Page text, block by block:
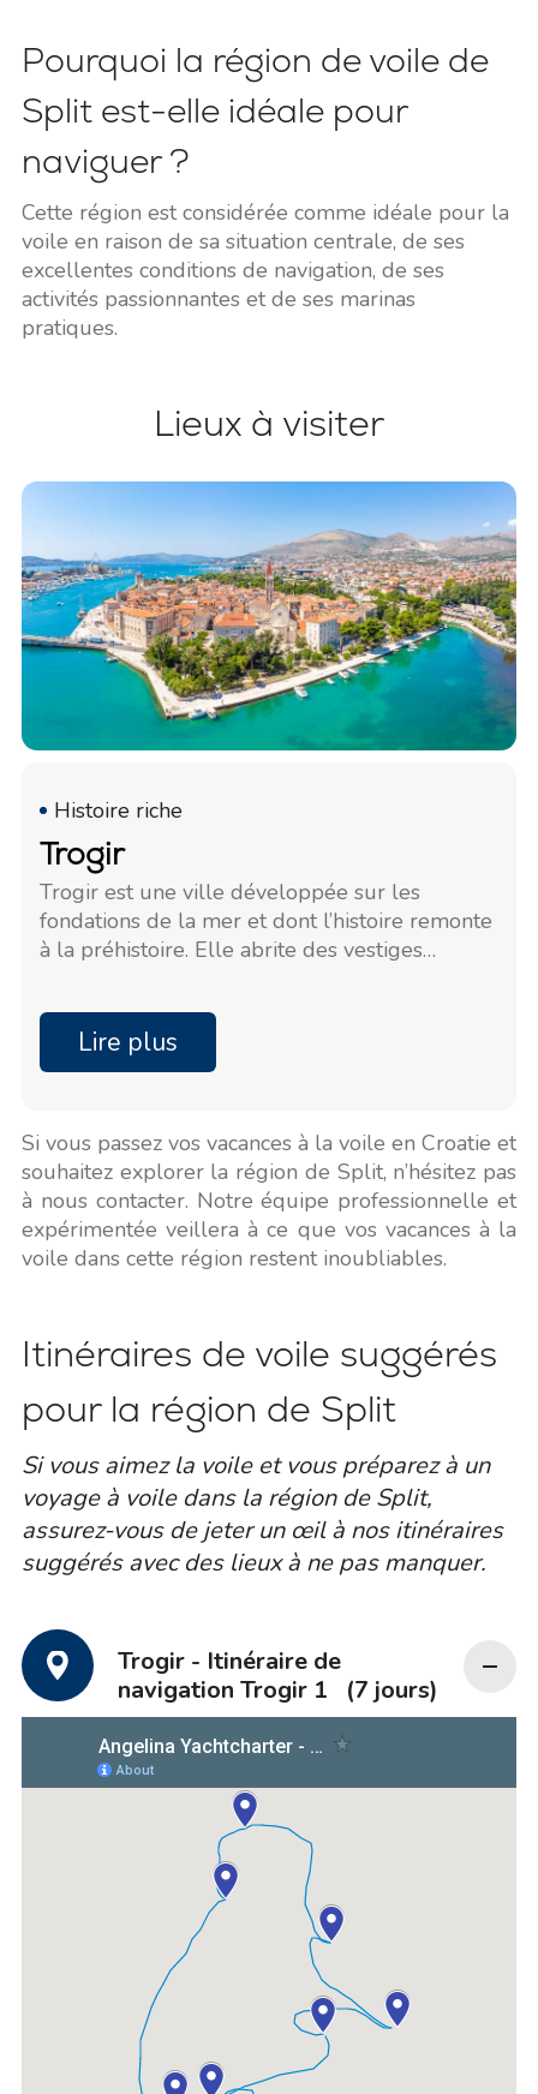
Pourquoi la région de voile de
Split est-elle idéale pour
naviguer ?
Cette région est considérée comme idéale pour la
voile en raison de sa situation centrale, de ses
excellentes conditions de navigation, de ses
activités passionnantes et de ses marinas
pratiques.
Lieux à visiter
Histoire riche
Trogir
Trogir est une ville développée sur les
fondations de la mer et dont l’histoire remonte
à la préhistoire. Elle abrite des vestiges
de la riche histoire de Trogir.
Lire plus
Si vous passez vos vacances à la voile en Croatie et
souhaitez explorer la région de Split, n’hésitez pas
à nous contacter. Notre équipe professionnelle et
expérimentée veillera à ce que vos vacances à la
voile dans cette région restent inoubliables.
Itinéraires de voile suggérés
pour la région de Split
Si vous aimez la voile et vous préparez à un
voyage à voile dans la région de Split,
assurez-vous de jeter un œil à nos itinéraires
suggérés avec des lieux à ne pas manquer.
Trogir - Itinéraire de
navigation Trogir 1
(7 jours)